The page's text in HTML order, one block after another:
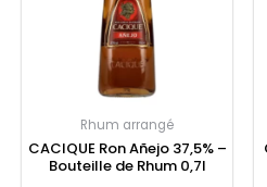
Rhum arrangé
CACIQUE Ron Añejo 37,5% –
Bouteille de Rhum 0,7l